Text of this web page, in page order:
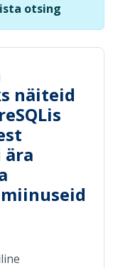
otsing
näiteid